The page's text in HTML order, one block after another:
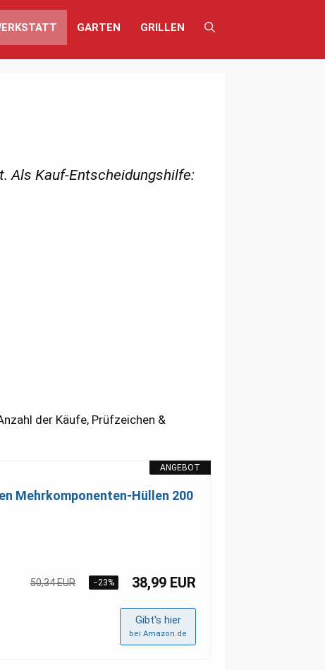
GARTEN GRILLEN
Als Kauf-Entscheidungshilfe:
der Käufe, Prüfzeichen &
ANGEBOT
Mehrkomponenten-Hüllen 200
50,34 EUR −23% 38,99 EUR
Gibt's hier
bei Amazon.de